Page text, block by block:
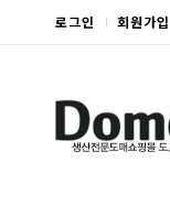
로그인 회원가입